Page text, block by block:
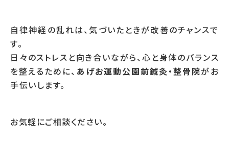
自律神経の乱れは、気づいたときが改善のチャンスで
す。
日々のストレスと向き合いながら、心と身体のバランス
を整えるために、 あげお運動公園前鍼灸・整骨院がお
手伝いします。
お気軽にご相談ください。